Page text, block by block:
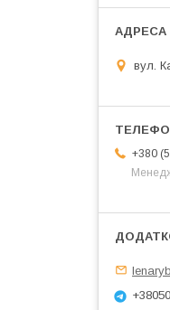
вул.
+380